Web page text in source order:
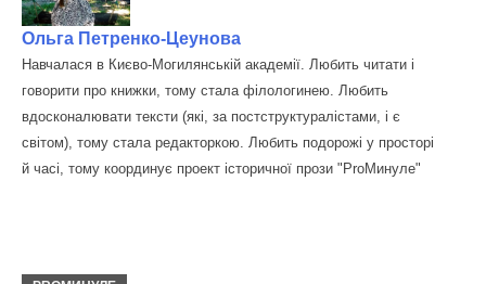
Ольга Петренко-Цеунова
Навчалася в Києво-Могилянській академії. Любить читати і
говорити про книжки, тому стала філологинею. Любить
вдосконалювати тексти (які, за постструктуралістами, і є
світом), тому стала редакторкою. Любить подорожі у просторі
й часі, тому координує проект історичної прози "ProМинуле"